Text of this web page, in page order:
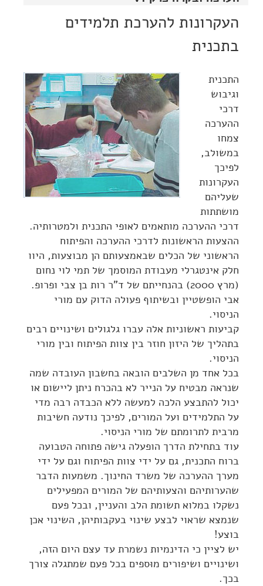
העקרונות להערכת תלמידים
בתכנית
התכנית
וגיבוש
דרכי
ההערכה
צמחו
במשולב,
לפיכך
העקרונות
שעליהם
מושתתות
דרכי ההערכה מותאמים לאופי התכנית ולמטרותיה.
ההצעות הראשונות לדרכי ההערכה והפיתוח
הראשוני של הכלים שבאמצעותם הן מבוצעות, היוו
חלק אינטגרלי מעבודת המוסמך של תמי לוי נחום
(מרץ 2000) בהנחייתם של ד"ר רות בן צבי ופרופ.
אבי הופשטיין ובשיתוף פעולה הדוק עם מורי
הניסוי.
קביעות ראשוניות אלה עברו גלגולים ושינויים רבים
בתהליך של היזון חוזר בין צוות הפיתוח ובין מורי
הניסוי.
בכל אחד מן השלבים הובאה בחשבון העובדה שמה
שנראה מבטיח על הנייר לא בהכרח ניתן ליישום או
יכול להתבצע הלכה למעשה ללא הכבדה רבה מדי
על התלמידים ועל המורים, לפיכך נודעה חשיבות
מרבית לתרומתם של מורי הניסוי.
עוד בתחילת הדרך הופעלה גישה פתוחה הטבועה
ברוח התכנית, גם על ידי צוות הפיתוח וגם על ידי
מערך ההערכה של משרד החינוך. משמעות הדבר
שהערותיהם והצעותיהם של המורים המפעילים
נשקלו במלוא תשומת הלב והעניין, ובכל פעם
שנמצא שראוי לבצע שינוי בעקבותיהן, השינוי אכן
בוצע!
יש לציין כי הדינמיות נשמרת עד עצם היום הזה,
ושינויים ושיפורים מוּספים בכל פעם שמתגלה צורך
בכך.